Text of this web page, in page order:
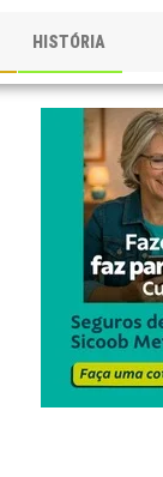
HISTÓRIA